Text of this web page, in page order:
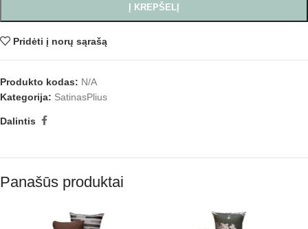
Į KREPŠELĮ
Pridėti į norų sąrašą
Produkto kodas: N/A
Kategorija: SatinasPlius
Dalintis
Panašūs produktai